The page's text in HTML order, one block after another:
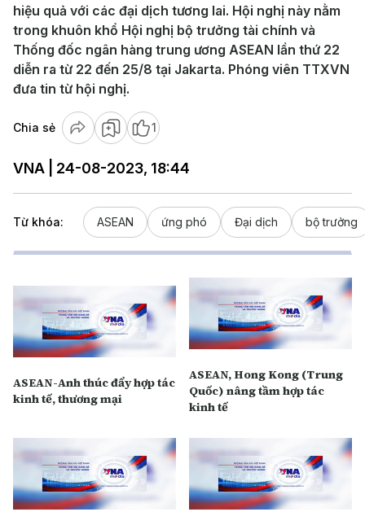
hiệu quả với các đại dịch tương lai. Hội nghị này nằm
trong khuôn khổ Hội nghị bộ trưởng tài chính và
Thống đốc ngân hàng trung ương ASEAN lần thứ 22
diễn ra từ 22 đến 25/8 tại Jakarta. Phóng viên TTXVN
đưa tin từ hội nghị.
Chia sẻ 1
VNA | 24-08-2023, 18:44
Từ khóa: ASEAN ứng phó Đại dịch bộ trưởng
ASEAN-Anh thúc đẩy hợp tác
kinh tế, thương mại
ASEAN, Hong Kong (Trung
Quốc) nâng tầm hợp tác
kinh tế